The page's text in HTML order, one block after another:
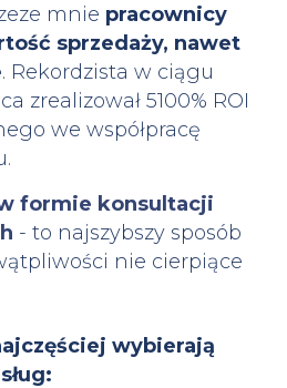
mnie pracownicy
sprzedaży, nawet
. Rekordzista w ciągu
zrealizował 5100% ROI
we współpracę
formie konsultacji
- to najszybszy sposób
nie cierpiące
wybierają